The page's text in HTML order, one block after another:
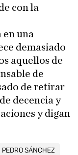
con la
una
demasiado
aquellos de
de
de retirar
decencia y
y digan
PEDRO SÁNCHEZ